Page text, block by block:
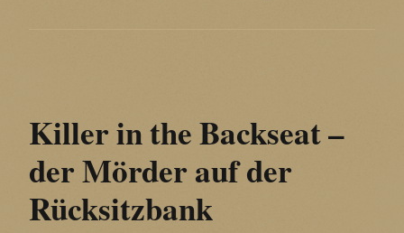
Killer in the Backseat –
der Mörder auf der
Rücksitzbank